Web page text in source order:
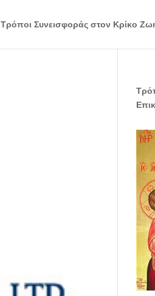
Τρόποι Συνεισφοράς στον Κρίκο